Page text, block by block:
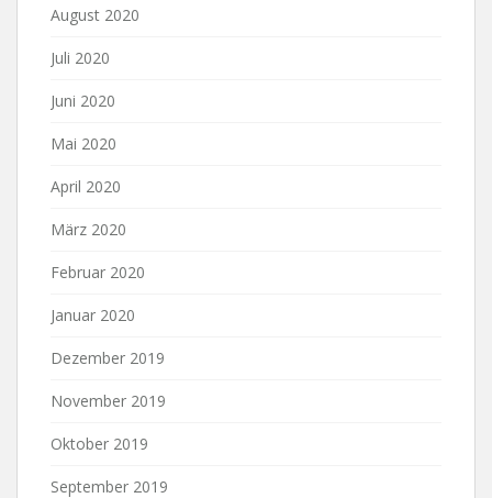
August 2020
Juli 2020
Juni 2020
Mai 2020
April 2020
März 2020
Februar 2020
Januar 2020
Dezember 2019
November 2019
Oktober 2019
September 2019